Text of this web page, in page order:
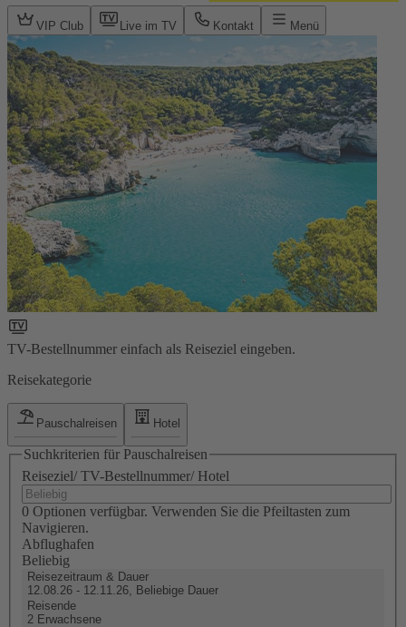
VIP Club Live im TV Kontakt Menü
TV-Bestellnummer einfach als Reiseziel eingeben.
Reisekategorie
Pauschalreisen Hotel
Suchkriterien für Pauschalreisen
Reiseziel/ TV-Bestellnummer/ Hotel
0 Optionen verfügbar. Verwenden Sie die Pfeiltasten zum
Navigieren.
Abflughafen
Beliebig
Reisezeitraum & Dauer
12.08.26 - 12.11.26, Beliebige Dauer
Reisende
2 Erwachsene